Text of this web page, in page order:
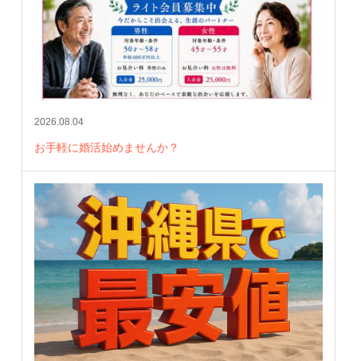
2026.08.04
お手軽に婚活始めませんか？